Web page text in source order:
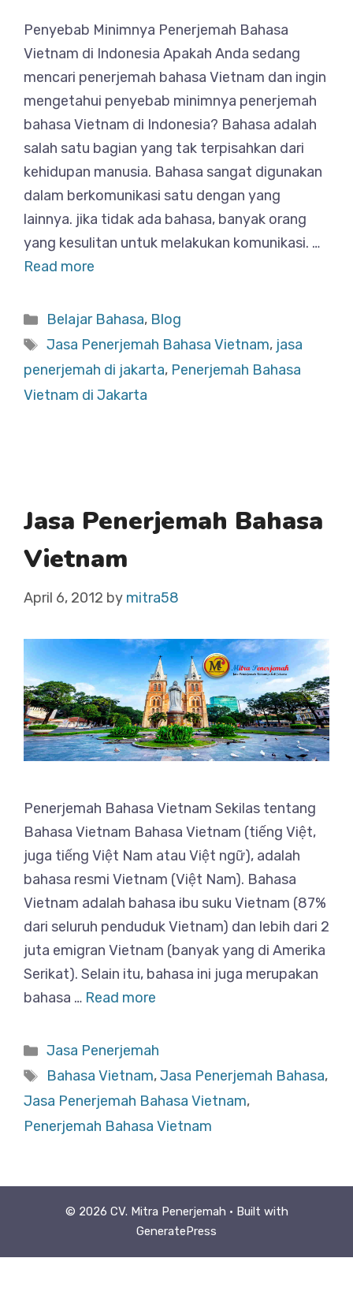
Penyebab Minimnya Penerjemah Bahasa
Vietnam di Indonesia Apakah Anda sedang
mencari penerjemah bahasa Vietnam dan ingin
mengetahui penyebab minimnya penerjemah
bahasa Vietnam di Indonesia? Bahasa adalah
salah satu bagian yang tak terpisahkan dari
kehidupan manusia. Bahasa sangat digunakan
dalam berkomunikasi satu dengan yang
lainnya. jika tidak ada bahasa, banyak orang
yang kesulitan untuk melakukan komunikasi. …
Read more
Categories
Belajar Bahasa, Blog
Tags
Jasa Penerjemah Bahasa Vietnam, jasa
penerjemah di jakarta, Penerjemah Bahasa
Vietnam di Jakarta
Jasa Penerjemah Bahasa
Vietnam
April 6, 2012 by mitra58
Penerjemah Bahasa Vietnam Sekilas tentang
Bahasa Vietnam Bahasa Vietnam (tiếng Việt,
juga tiếng Việt Nam atau Việt ngữ), adalah
bahasa resmi Vietnam (Việt Nam). Bahasa
Vietnam adalah bahasa ibu suku Vietnam (87%
dari seluruh penduduk Vietnam) dan lebih dari 2
juta emigran Vietnam (banyak yang di Amerika
Serikat). Selain itu, bahasa ini juga merupakan
bahasa … Read more
Categories
Jasa Penerjemah
Tags
Bahasa Vietnam,Jasa Penerjemah Bahasa,
Jasa Penerjemah Bahasa Vietnam,
Penerjemah Bahasa Vietnam
© 2026 CV. Mitra Penerjemah • Built with
GeneratePress